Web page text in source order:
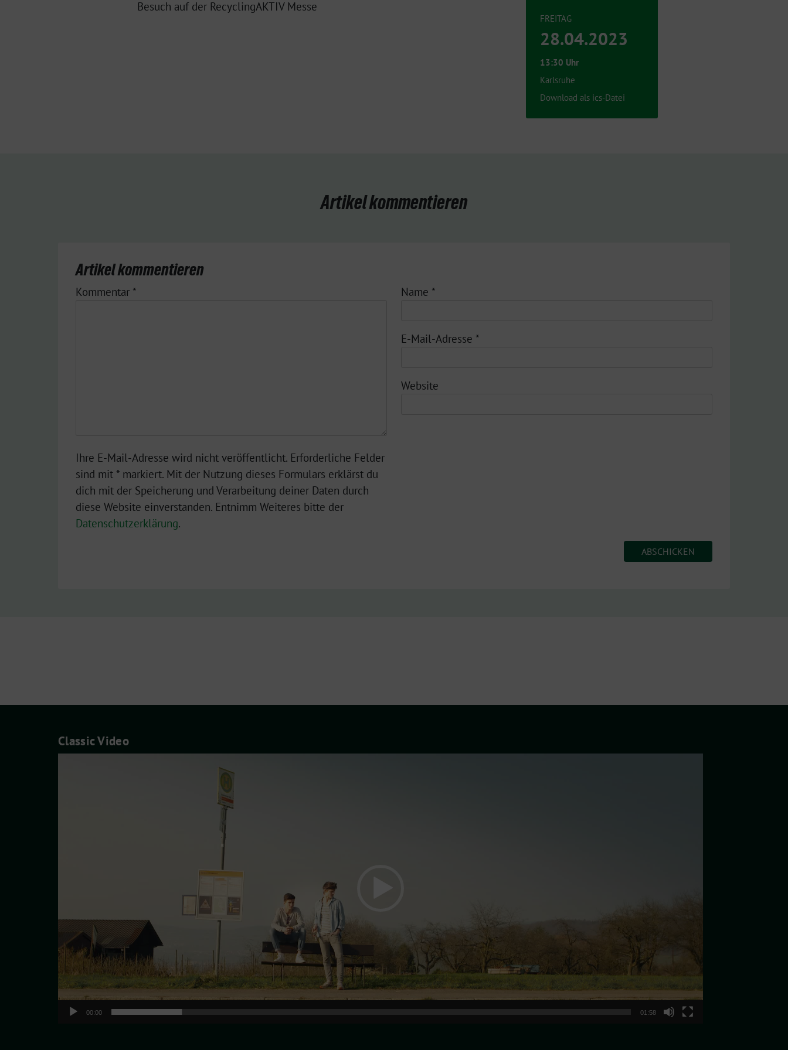
Besuch auf der RecyclingAKTIV Messe
FREITAG
28.04.2023
13:30 Uhr
Karlsruhe
Download als ics-Datei
Artikel kommentieren
Artikel kommentieren
Kommentar *
Ihre E-Mail-Adresse wird nicht veröffentlicht. Erforderliche Felder
sind mit * markiert. Mit der Nutzung dieses Formulars erklärst du
dich mit der Speicherung und Verarbeitung deiner Daten durch
diese Website einverstanden. Entnimm Weiteres bitte der
Datenschutzerklärung.
Name *
E-Mail-Adresse *
Website
Classic Video
00:00 01:58